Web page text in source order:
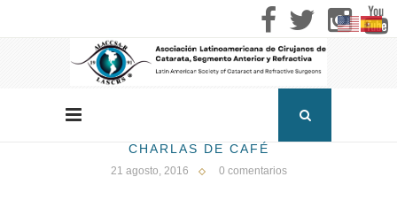
CHARLAS DE CAFÉ
21 agosto, 2016 0 comentarios